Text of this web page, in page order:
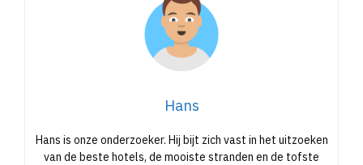
Hans
Hans is onze onderzoeker. Hij bijt zich vast in het uitzoeken
van de beste hotels, de mooiste stranden en de tofste